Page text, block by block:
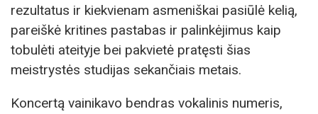
rezultatus ir kiekvienam asmeniškai pasiūlė kelią,
pareiškė kritines pastabas ir palinkėjimus kaip
tobulėti ateityje bei pakvietė pratęsti šias
meistrystės studijas sekančiais metais.
Koncertą vainikavo bendras vokalinis numeris,